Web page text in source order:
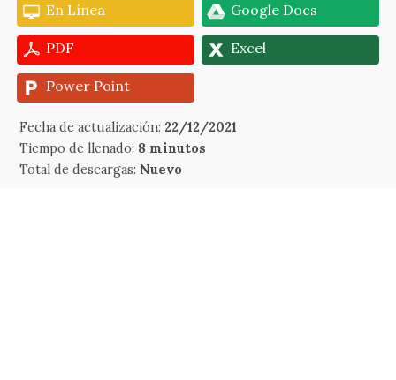
En Línea Google Docs
PDF Excel
Power Point
Fecha de actualización: 22/12/2021
Tiempo de llenado: 8 minutos
Total de descargas: Nuevo